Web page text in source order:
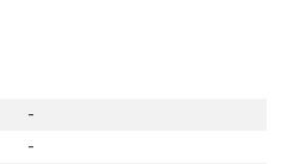
-
-